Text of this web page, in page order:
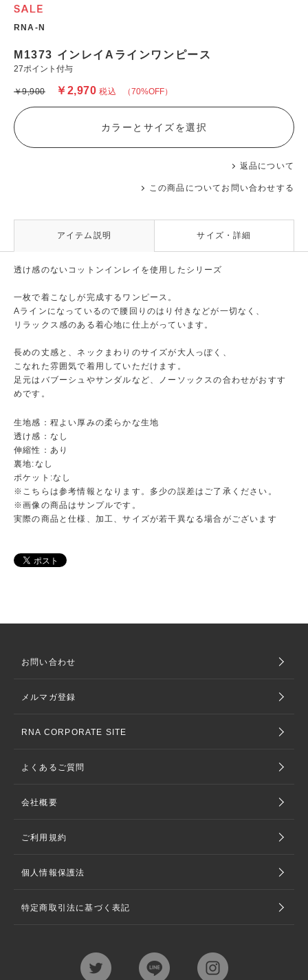
RNA-N
M1373 インレイAラインワンピース
27ポイント付与
（70%OFF）
￥2,970 税込
￥9,900
返品について
この商品についてお問い合わせする
カラーとサイズを選択
アイテム説明 サイズ・詳細
透け感のないコットンインレイを使用したシリーズ
一枚で着こなしが完成するワンピース。
Aラインになっているので腰回りのはり付きなどが一切なく、
リラックス感のある着心地に仕上がっています。
長めの丈感と、ネックまわりのサイズが大人っぽく、
こなれた雰囲気で着用していただけます。
足元はバブーシュやサンダルなど、ノーソックスの合わせがおすす
めです。
生地感：程よい厚みの柔らかな生地
透け感：なし
伸縮性：あり
裏地:なし
ポケット:なし
※こちらは参考情報となります。多少の誤差はご了承ください。
※画像の商品はサンプルです。
実際の商品と仕様、加工、サイズが若干異なる場合がございます
お問い合わせ
メルマガ登録
RNA CORPORATE SITE
よくあるご質問
会社概要
ご利用規約
個人情報保護法
特定商取引法に基づく表記